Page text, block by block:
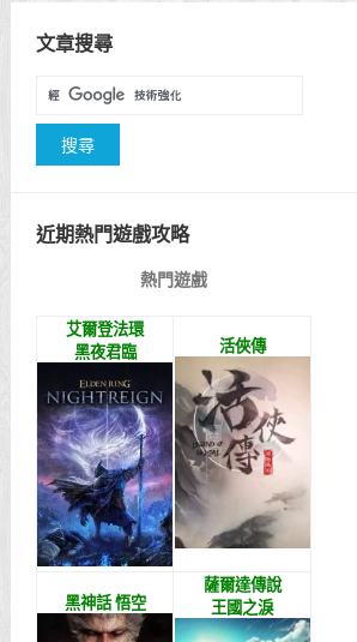
文章搜尋
近期熱門遊戲攻略
熱門遊戲
艾爾登法環
黑夜君臨
活俠傳
黑神話 悟空
薩爾達傳說
王國之淚